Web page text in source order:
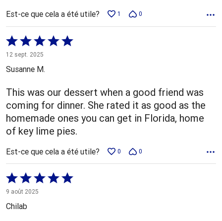
Est-ce que cela a été utile? 1 0
Coté
5 sur
5
12 sept. 2025
Susanne M.
This was our dessert when a good friend was
coming for dinner. She rated it as good as the
homemade ones you can get in Florida, home
of key lime pies.
Est-ce que cela a été utile? 0 0
Coté
5 sur
5
9 août 2025
Chilab